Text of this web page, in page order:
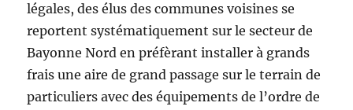
légales, des élus des communes voisines se
reportent systématiquement sur le secteur de
Bayonne Nord en préfèrant installer à grands
frais une aire de grand passage sur le terrain de
particuliers avec des équipements de l’ordre de